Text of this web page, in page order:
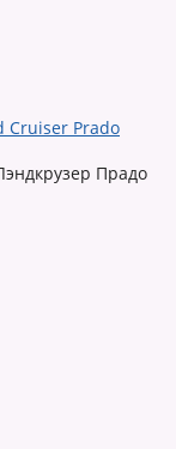
Cruiser Prado
Прадо